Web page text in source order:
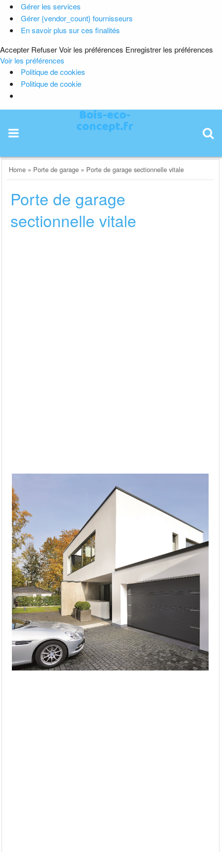
Gérer les services
Gérer {vendor_count} fournisseurs
En savoir plus sur ces finalités
Accepter RefuserVoir les préférences Enregistrer les préférences
Voir les préférences
Politique de cookies
Politique de cookie
content
Home » Porte de garage » Porte de garage sectionnelle vitale
Porte de garage
sectionnelle vitale